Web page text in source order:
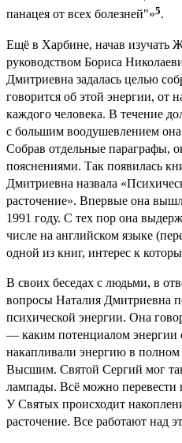
панацея от всех болезней"»5.
Ещё в Харбине, начав изучать
руководством Бориса
Дмитриевна задалась целью
говорится об этой энергии, от
каждого человека. В течение
с большим воодушевлением она
Собрав отдельные параграфы,
пояснениями. Так появилась
Дмитриевна назвала
расточение». Впервые она
1991 году. С тех пор она
числе на английском языке
одной из книг, интерес к
В своих беседах с людьми, в
вопросы Наталия Дмитриевна
психической энергии. Она
— каким потенциалом энергии
накапливали энергию в полном
Высшим. Святой Сергий мог так
лампады. Всё можно перевести
У Святых происходит
расточение. Все работают над